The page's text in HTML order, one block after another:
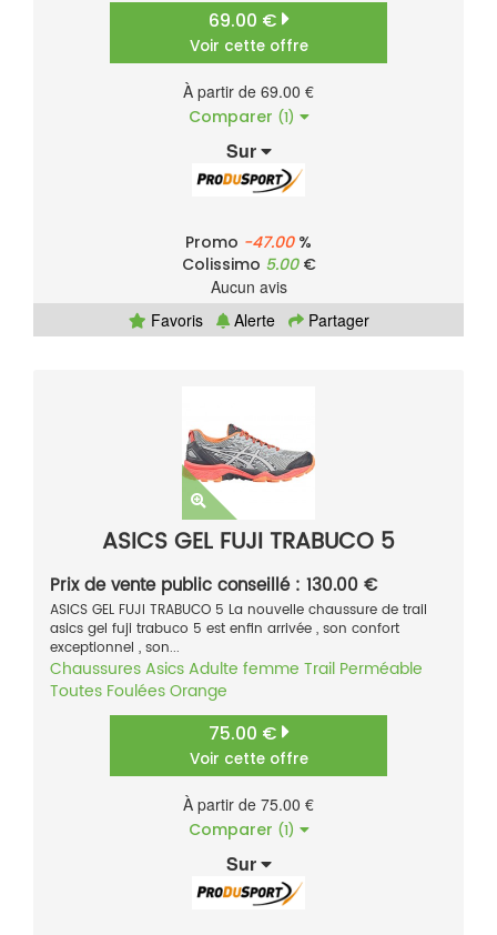
69.00 €
Voir cette offre
À partir de 69.00 €
Comparer (1)
Sur
Promo -47.00%
Colissimo 5.00€
Aucun avis
Favoris
Alerte Partager
ASICS GEL FUJI TRABUCO 5
Prix de vente public conseillé : 130.00 €
ASICS GEL FUJI TRABUCO 5 La nouvelle chaussure de trail
asics gel fuji trabuco 5 est enfin arrivée , son confort
exceptionnel , son...
ChaussuresAsicsAdulte femme Trail Perméable
Toutes FouléesOrange
75.00 €
Voir cette offre
À partir de 75.00 €
Comparer (1)
Sur